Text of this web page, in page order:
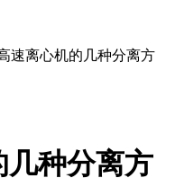
速离心机的几种分离方
几种分离方